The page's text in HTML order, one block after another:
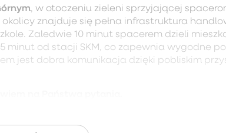
, w otoczeniu zieleni sprzyjającej
znajduje się pełna infrastruktura
Zaledwie 10 minut spacerem dzieli
minut od stacji SKM, co zapewnia wygodne
jest dobra komunikacja dzięki pobliskim